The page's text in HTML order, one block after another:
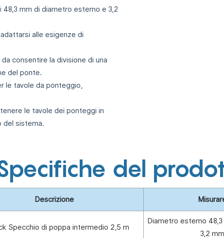
mm di diametro esterno e 3,2
alle esigenze di
consentire la divisione di una
del ponte.
le tavole da ponteggio,
le tavole dei ponteggi in
del sistema.
del
Descrizione
Specchio di poppa intermedio 2,5 m
Diametro esterno
3,2 mm